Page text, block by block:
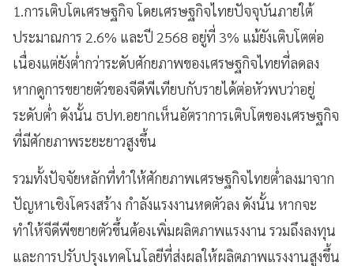
1.การเติบโตเศรษฐกิจ โดยเศรษฐกิจไทยปัจจุบันภายใต้
ประมาณการ 2.6% และปี 2568 อยู่ที่ 3% แม้ยังเติบโตต่อ
เนื่องแต่ยังต่ำกว่าระดับศักยภาพของเศรษฐกิจไทยที่ลดลง
หากดูการขยายตัวของจีดีพีเทียบกับรายได้ต่อหัวพบว่าอยู่
ระดับต่ำ ดังนั้น ธปท.อยากเห็นอัตราการเติบโตของเศรษฐกิจ
ที่มีศักยภาพระยะยาวสูงขึ้น
รวมทั้งปัจจัยหลักที่ทำให้ศักยภาพเศรษฐกิจไทยต่ำลงมาจาก
ปัญหาเชิงโครงสร้าง กำลังแรงงานหดตัวลง ดังนั้น หากจะ
ทำให้จีดีพีขยายตัวขึ้นต้องเพิ่มผลิตภาพแรงงาน รวมถึงลงทุน
และการปรับปรุงเทคโนโลยีที่ส่งผลให้ผลิตภาพแรงงานสูงขึ้น